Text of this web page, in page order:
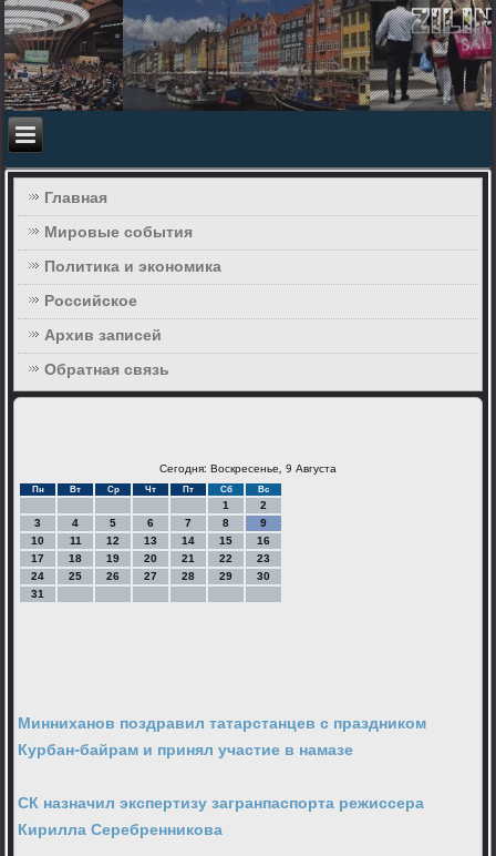
Главная
Мировые события
Политика и экономика
Российское
Архив записей
Обратная связь
Сегодня: Воскресенье, 9 Августа
Пн Вт Ср Чт Пт Сб Вс
1
2
3
4 5 6 7 8
9
10
11 12 13 14 15
16
17
18 19 20 21 22
23
24
25 26 27 28 29
30
31
Минниханов поздравил татарстанцев с праздником
Курбан-байрам и принял участие в намазе
СК назначил экспертизу загранпаспорта режиссера
Кирилла Серебренникова